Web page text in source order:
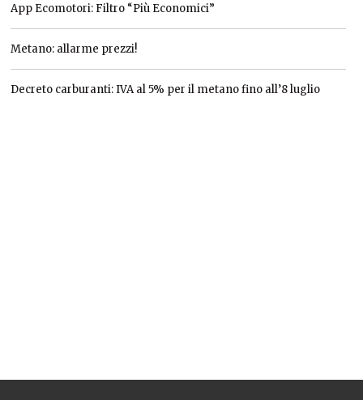
App Ecomotori: Filtro “Più Economici”
Metano: allarme prezzi!
Decreto carburanti: IVA al 5% per il metano fino all’8 luglio